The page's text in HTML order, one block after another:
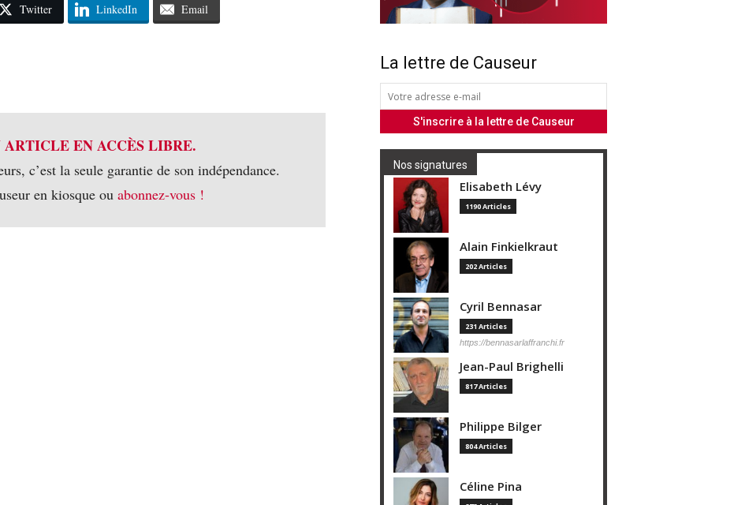
Twitter LinkedIn Email
EN ACCÈS LIBRE.
c’est la seule garantie de son indépendance.
en kiosque ou abonnez-vous !
La lettre de Causeur
Nos signatures
Elisabeth Lévy
1190 Articles
Alain Finkielkraut
202 Articles
Cyril Bennasar
231 Articles
https://bennasarlaffranchi.fr
Jean-Paul Brighelli
817 Articles
Philippe Bilger
804 Articles
Céline Pina